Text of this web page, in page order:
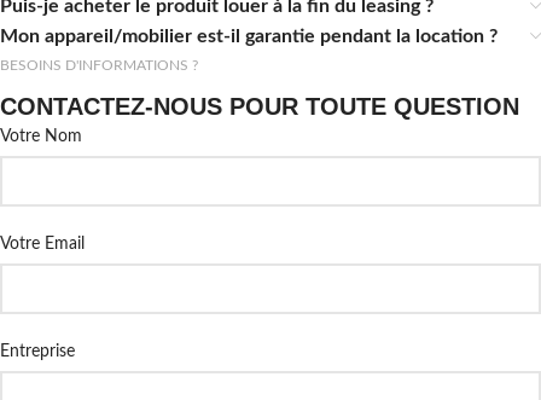
Puis-je acheter le produit louer à la fin du leasing ?
Mon appareil/mobilier est-il garantie pendant la location ?
BESOINS D'INFORMATIONS ?
CONTACTEZ-NOUS POUR TOUTE QUESTION
Votre Nom
Votre Email
Entreprise